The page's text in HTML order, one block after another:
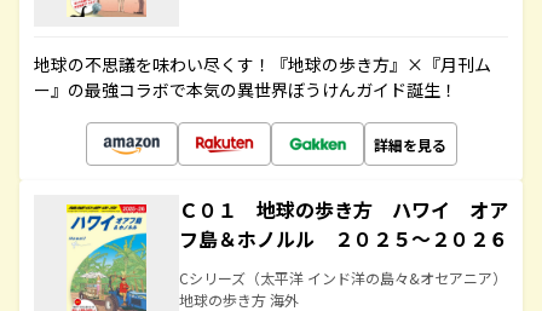
地球の不思議を味わい尽くす！『地球の歩き方』×『月刊ム
ー』の最強コラボで本気の異世界ぼうけんガイド誕生！
詳細を見る
Ｃ０１ 地球の歩き方 ハワイ オア
フ島＆ホノルル ２０２５～２０２６
Cシリーズ（太平洋 インド洋の島々&オセアニア）
地球の歩き方 海外